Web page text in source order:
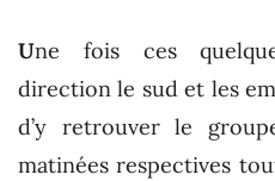
Une fois ces
direction le sud et les
d’y retrouver le
matinées respectives